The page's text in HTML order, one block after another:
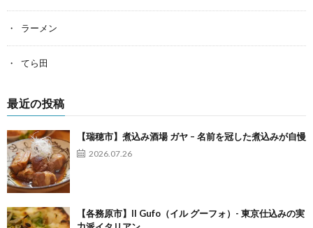
ラーメン
てら田
最近の投稿
【瑞穂市】煮込み酒場 ガヤ – 名前を冠した煮込みが自慢
2026.07.26
【各務原市】Il Gufo（イル グーフォ）- 東京仕込みの実